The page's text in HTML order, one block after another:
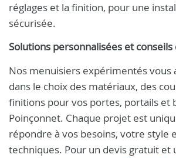
réglages et la finition, pour une
sécurisée.
Solutions personnalisées et conseils
Nos menuisiers expérimentés vous
dans le choix des matériaux, des
finitions pour vos portes, portails et
Poinçonnet. Chaque projet est
répondre à vos besoins, votre style
techniques. Pour un devis gratuit et